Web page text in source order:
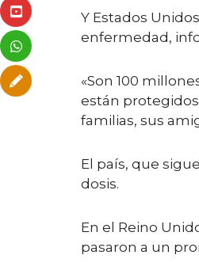
Y Estados
enfermedad,
«Son 100
están
familias, sus
El país, que
dosis.
En el Reino
pasaron a un